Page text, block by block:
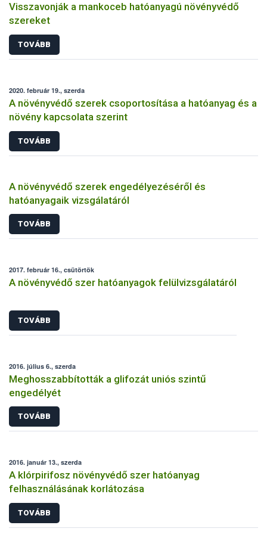
Visszavonják a mankoceb hatóanyagú növényvédő
szereket
TOVÁBB
2020. február 19., szerda
A növényvédő szerek csoportosítása a hatóanyag és a
növény kapcsolata szerint
TOVÁBB
A növényvédő szerek engedélyezéséről és
hatóanyagaik vizsgálatáról
TOVÁBB
2017. február 16., csütörtök
A növényvédő szer hatóanyagok felülvizsgálatáról
TOVÁBB
2016. július 6., szerda
Meghosszabbították a glifozát uniós szintű
engedélyét
TOVÁBB
2016. január 13., szerda
A klórpirifosz növényvédő szer hatóanyag
felhasználásának korlátozása
TOVÁBB